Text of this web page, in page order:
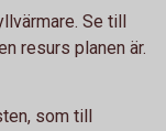
Se till
resurs planen är.
som till